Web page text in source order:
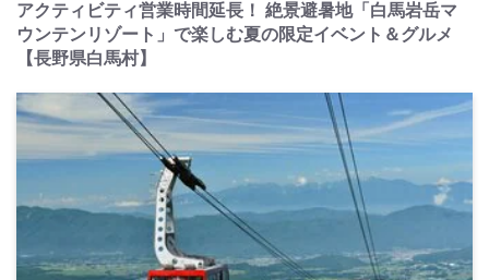
アクティビティ営業時間延長！ 絶景避暑地「白馬岩岳マ
ウンテンリゾート」で楽しむ夏の限定イベント＆グルメ
【長野県白馬村】